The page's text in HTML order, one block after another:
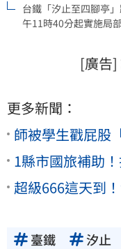
台鐵「汐止至四腳亭
午11時40分起實施局
[廣告
更多新聞：
師被學生戳屁股
1縣市國旅補助
超級666這天到
臺鐵 汐止